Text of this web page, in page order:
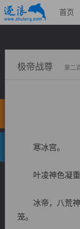
首页
极帝战尊 第二
寒冰宫。
叶凌神色凝重
冰帝，八荒神
笼。